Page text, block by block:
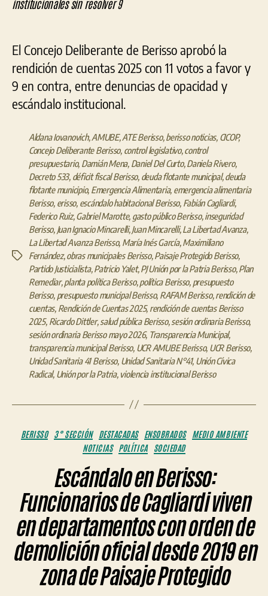
El Concejo Deliberante de Berisso aprobó la
rendición de cuentas 2025 con 11 votos a favor y
9 en contra, entre denuncias de opacidad y
escándalo institucional.
Etiquetas
Aldana Iovanovich, AMUBE, ATE Berisso, berisso noticias, CICOP,
Concejo Deliberante Berisso, control legislativo, control
presupuestario, Damián Mena, Daniel Del Curto, Daniela Rivero,
Decreto 533, déficit fiscal Berisso, deuda flotante municipal,deuda
flotante municipio, Emergencia Alimentaria, emergencia alimentaria
Berisso, erisso, escándalo habitacional Berisso, Fabián Cagliardi,
Federico Ruiz, Gabriel Marotte, gasto público Berisso, inseguridad
Berisso, Juan Ignacio Mincarelli, Juan Mincarelli, La Libertad Avanza,
La Libertad Avanza Berisso, María Inés García, Maximiliano
Fernández, obras municipales Berisso, Paisaje Protegido Berisso,
Partido Justicialista, Patricio Yalet, PJ Unión por la Patria Berisso, Plan
Remediar, planta política Berisso, política Berisso, presupuesto
Berisso, presupuesto municipal Berisso, RAFAM Berisso, rendición de
cuentas, Rendición de Cuentas 2025, rendición de cuentas Berisso
2025, Ricardo Dittler, salud pública Berisso, sesión ordinaria Berisso,
sesión ordinaria Berisso mayo 2026, Transparencia Municipal,
transparencia municipal Berisso, UCR AMUBE Berisso, UCR Berisso,
Unidad Sanitaria 41 Berisso, Unidad Sanitaria N°41, Unión Cívica
Radical, Unión por la Patria, violencia institucional Berisso
Categorías
BERISSO 3° SECCIÓN DESTACADAS ENSOBRADOS
MEDIO AMBIENTE
NOTICIAS POLÍTICA SOCIEDAD
Escándalo en Berisso:
Funcionarios de Cagliardi viven
en departamentos con orden de
demolición oficial desde 2019 en
zona de Paisaje Protegido